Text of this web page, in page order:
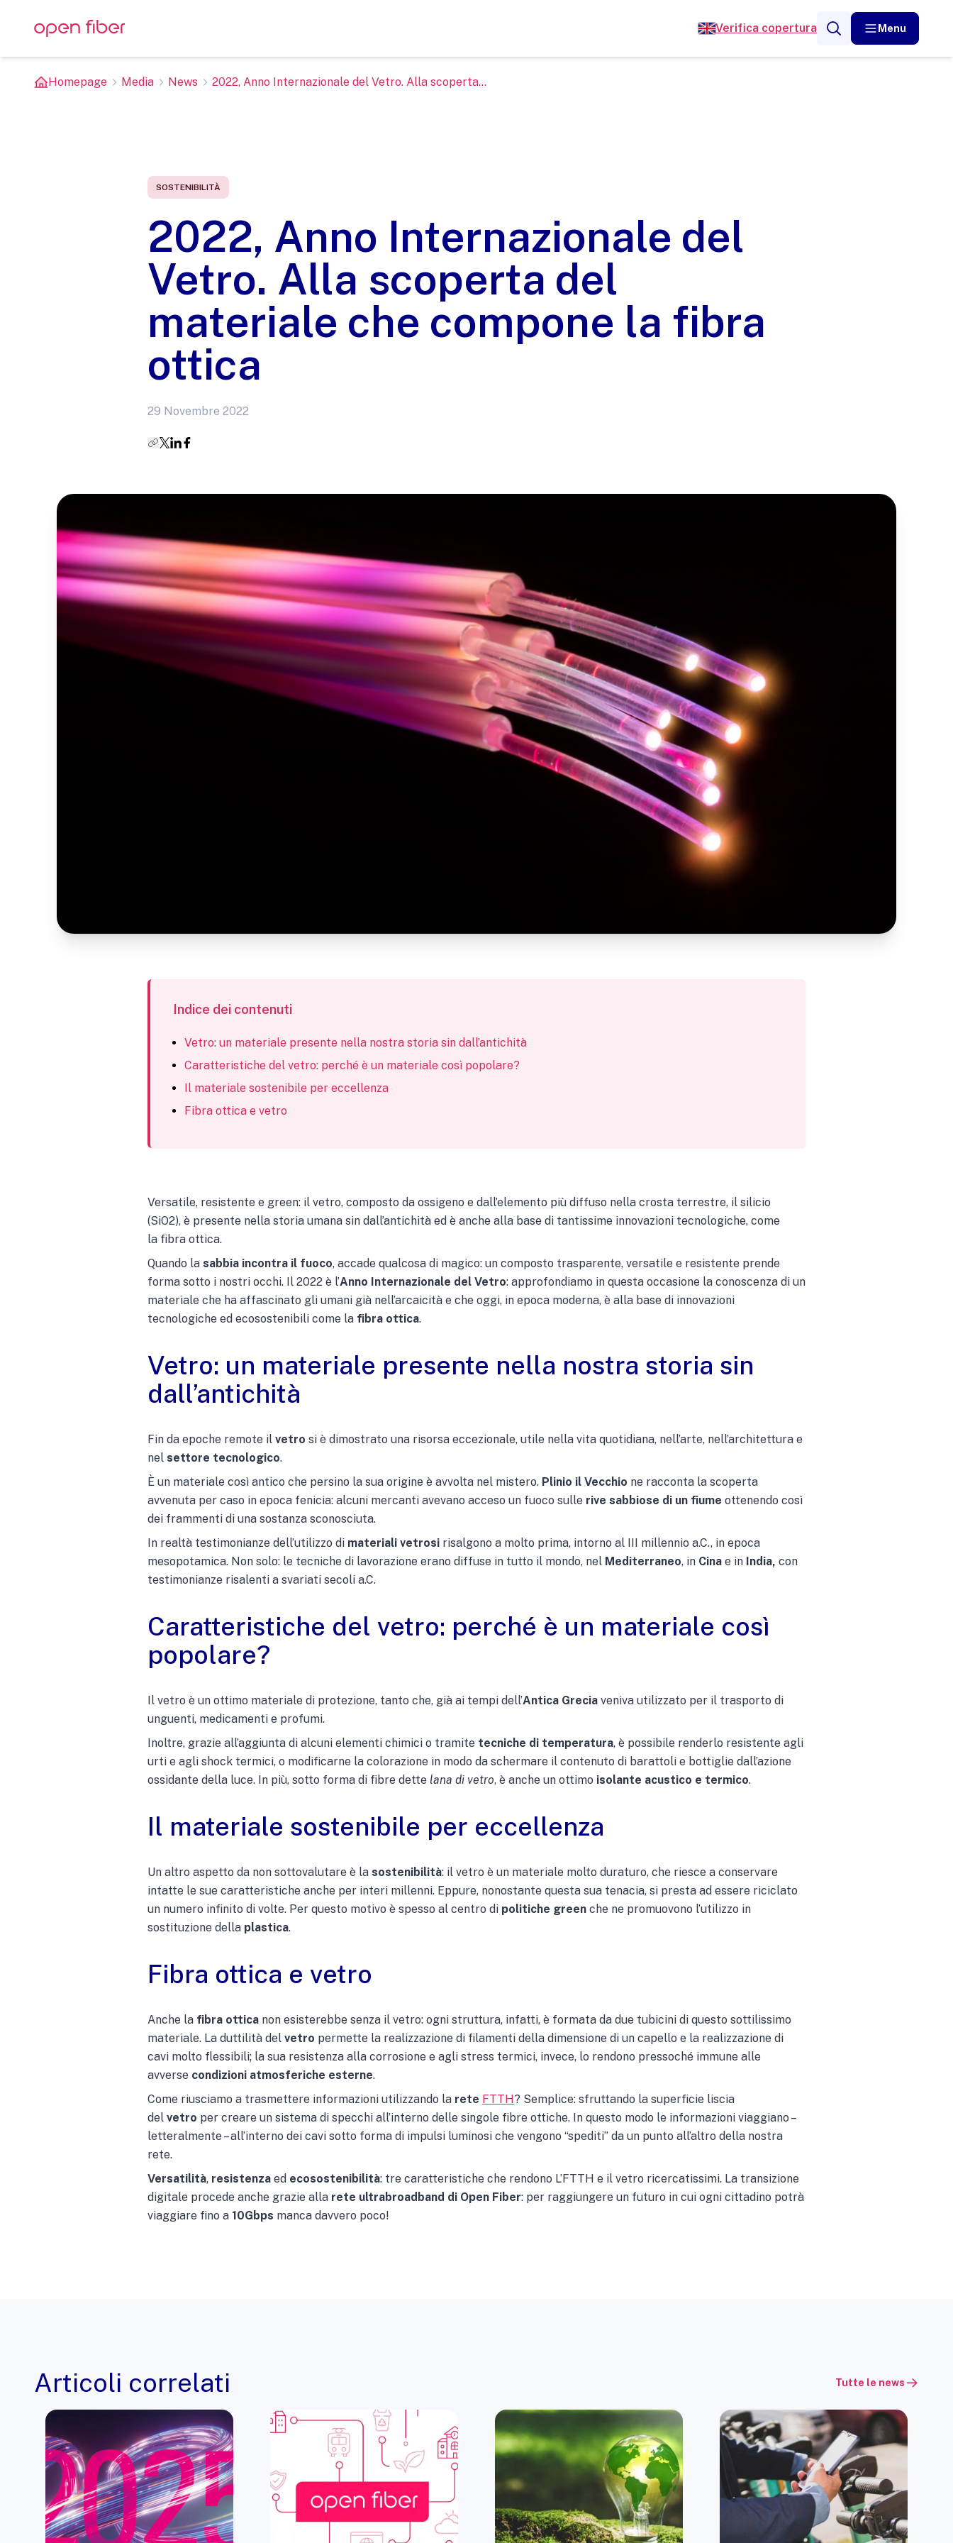
Verifica copertura Menu
Homepage Media News 2022, Anno Internazionale del Vetro. Alla scoperta...
SOSTENIBILITÀ
2022, Anno Internazionale del
Vetro. Alla scoperta del
materiale che compone la fibra
ottica
29 Novembre 2022
Indice dei contenuti
Vetro: un materiale presente nella nostra storia sin dall’antichità
Caratteristiche del vetro: perché è un materiale così popolare?
Il materiale sostenibile per eccellenza
Fibra ottica e vetro
Versatile, resistente e green: il vetro, composto da ossigeno e dall’elemento più diffuso nella crosta terrestre, il silicio
(SiO2), è presente nella storia umana sin dall’antichità ed è anche alla base di tantissime innovazioni tecnologiche, come
la fibra ottica.
Quando la sabbia incontra il fuoco, accade qualcosa di magico: un composto trasparente, versatile e resistente prende
forma sotto i nostri occhi. Il 2022 è l’Anno Internazionale del Vetro: approfondiamo in questa occasione la conoscenza di un
materiale che ha affascinato gli umani già nell’arcaicità e che oggi, in epoca moderna, è alla base di innovazioni
tecnologiche ed ecosostenibili come la fibra ottica.
Vetro: un materiale presente nella nostra storia sin
dall’antichità
Fin da epoche remote il vetro si è dimostrato una risorsa eccezionale, utile nella vita quotidiana, nell’arte, nell’architettura e
nel settore tecnologico.
È un materiale così antico che persino la sua origine è avvolta nel mistero. Plinio il Vecchio ne racconta la scoperta
avvenuta per caso in epoca fenicia: alcuni mercanti avevano acceso un fuoco sulle rive sabbiose di un fiume ottenendo così
dei frammenti di una sostanza sconosciuta.
In realtà testimonianze dell’utilizzo di materiali vetrosi risalgono a molto prima, intorno al III millennio a.C., in epoca
mesopotamica. Non solo: le tecniche di lavorazione erano diffuse in tutto il mondo, nel Mediterraneo, in Cina e in India, con
testimonianze risalenti a svariati secoli a.C.
Caratteristiche del vetro: perché è un materiale così
popolare?
Il vetro è un ottimo materiale di protezione, tanto che, già ai tempi dell’Antica Grecia veniva utilizzato per il trasporto di
unguenti, medicamenti e profumi.
Inoltre, grazie all’aggiunta di alcuni elementi chimici o tramite tecniche di temperatura, è possibile renderlo resistente agli
urti e agli shock termici, o modificarne la colorazione in modo da schermare il contenuto di barattoli e bottiglie dall’azione
ossidante della luce. In più, sotto forma di fibre dette lana di vetro, è anche un ottimo isolante acustico e termico.
Il materiale sostenibile per eccellenza
Un altro aspetto da non sottovalutare è la sostenibilità: il vetro è un materiale molto duraturo, che riesce a conservare
intatte le sue caratteristiche anche per interi millenni. Eppure, nonostante questa sua tenacia, si presta ad essere riciclato
un numero infinito di volte. Per questo motivo è spesso al centro di politiche green che ne promuovono l’utilizzo in
sostituzione della plastica.
Fibra ottica e vetro
Anche la fibra ottica non esisterebbe senza il vetro: ogni struttura, infatti, è formata da due tubicini di questo sottilissimo
materiale. La duttilità del vetro permette la realizzazione di filamenti della dimensione di un capello e la realizzazione di
cavi molto flessibili; la sua resistenza alla corrosione e agli stress termici, invece, lo rendono pressoché immune alle
avverse condizioni atmosferiche esterne.
Come riusciamo a trasmettere informazioni utilizzando la rete FTTH? Semplice: sfruttando la superficie liscia
del vetro per creare un sistema di specchi all’interno delle singole fibre ottiche. In questo modo le informazioni viaggiano –
letteralmente – all’interno dei cavi sotto forma di impulsi luminosi che vengono “spediti” da un punto all’altro della nostra
rete.
Versatilità, resistenza ed ecosostenibilità: tre caratteristiche che rendono L’FTTH e il vetro ricercatissimi. La transizione
digitale procede anche grazie alla rete ultrabroadband di Open Fiber: per raggiungere un futuro in cui ogni cittadino potrà
viaggiare fino a 10Gbps manca davvero poco!
Articoli correlati Tutte le news